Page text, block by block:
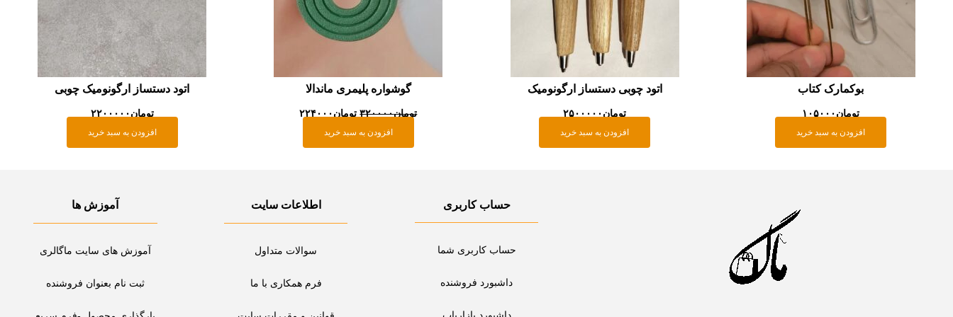
بوکمارک کتاب
تومان۱۰۵۰۰۰
افزودن به سبد خرید
اتود چوبی دستساز ارگونومیک
تومان۲۵۰۰۰۰۰
افزودن به سبد خرید
گوشواره پلیمری ماندالا
تومان۳۲۰۰۰۰ تومان۲۲۴۰۰۰
افزودن به سبد خرید
اتود دستساز ارگونومیک چوبی
تومان۲۲۰۰۰۰۰
افزودن به سبد خرید
حساب کاربری
حساب کاربری شما
داشبورد فروشنده
اطلاعات سایت
سوالات متداول
فرم همکاری با ما
آموزش ها
آموزش های سایت ماگالری
ثبت نام بعنوان فروشنده